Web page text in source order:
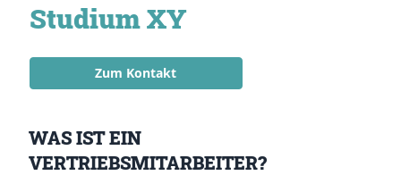
Studium XY
Zum Kontakt
WAS IST EIN
VERTRIEBSMITARBEITER?